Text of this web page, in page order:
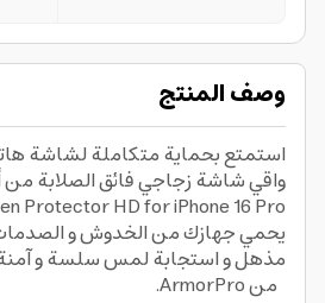
وصف المنتج
Protector HD for iPhone 16 Pro
يحمي جهازك من الخدوش و
مذهل و استجابة لمس سلسة و
من ArmorPro.